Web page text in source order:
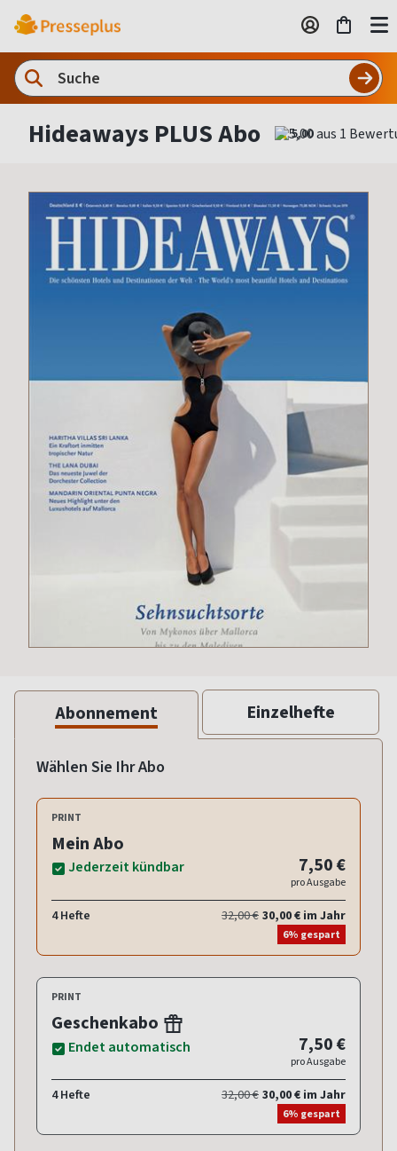
Hideaways PLUS Abo 5,00
Abonnement Einzelhefte
Wählen Sie Ihr Abo
PRINT
Mein Abo
Jederzeit kündbar 7,50 €
pro Ausgabe
4 Hefte 32,00 € 30,00 € im Jahr
6% gespart
PRINT
Geschenkabo
Endet automatisch 7,50 €
pro Ausgabe
4 Hefte 32,00 € 30,00 € im Jahr
6% gespart